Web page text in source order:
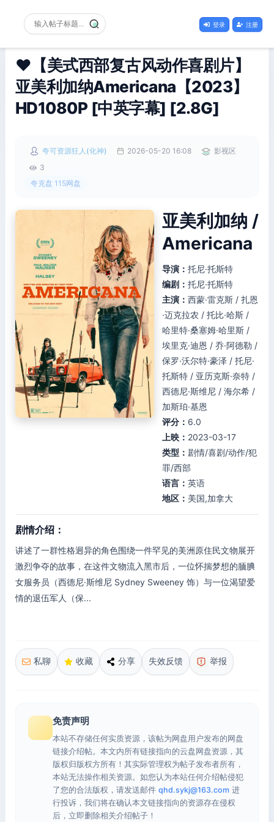
登录 注册
❤️【美式西部复古风动作喜剧片】
亚美利加纳Americana【2023】
HD1080P [中英字幕] [2.8G]
夸可资源狂人(化神) 2026-05-20 16:08
影视区
3
夸克盘 115网盘
亚美利加纳 /
Americana
导演： 托尼·托斯特
编剧： 托尼·托斯特
主演： 西蒙·雷克斯 / 扎恩
·迈克拉农 / 托比·哈斯 /
哈里特·桑塞姆·哈里斯 /
埃里克·迪恩 / 乔·阿德勒 /
保罗·沃尔特·豪泽 / 托尼·
托斯特 / 亚历克斯·奈特 /
西德尼·斯维尼 / 海尔希 /
加斯珀·基恩
评分： 6.0
上映： 2023-03-17
类型： 剧情/喜剧/动作/犯
罪/西部
语言： 英语
地区： 美国,加拿大
剧情介绍：
讲述了一群性格迥异的角色围绕一件罕见的美洲原住民文物展开
激烈争夺的故事，在这件文物流入黑市后，一位怀揣梦想的腼腆
女服务员（西德尼·斯维尼 Sydney Sweeney 饰）与一位渴望爱
情的退伍军人（保...
私聊 收藏 分享 失效反馈 举报
免责声明
本站不存储任何实质资源，该帖为网盘用户发布的网盘
链接介绍帖。本文内所有链接指向的云盘网盘资源，其
版权归版权方所有！其实际管理权为帖子发布者所有，
本站无法操作相关资源。如您认为本站任何介绍帖侵犯
了您的合法版权，请发送邮件 qhd.sykj@163.com 进
行投诉，我们将在确认本文链接指向的资源存在侵权
后，立即删除相关介绍帖子！